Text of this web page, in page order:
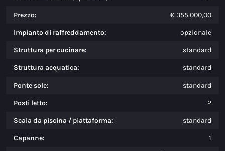
Prezzo: € 355.000,00
Impianto di raffreddamento: opzionale
Struttura per cucinare: standard
Struttura acquatica: standard
Ponte sole: standard
Posti letto: 2
Scala da piscina / piattaforma: standard
Capanne: 1